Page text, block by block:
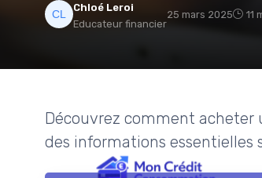
Chloé Leroi
Educateur financier
25 mars 2025 11
Découvrez comment acheter
des informations essentielles